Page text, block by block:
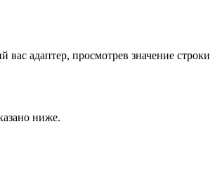
адаптер, просмотрев значение строки
ниже.